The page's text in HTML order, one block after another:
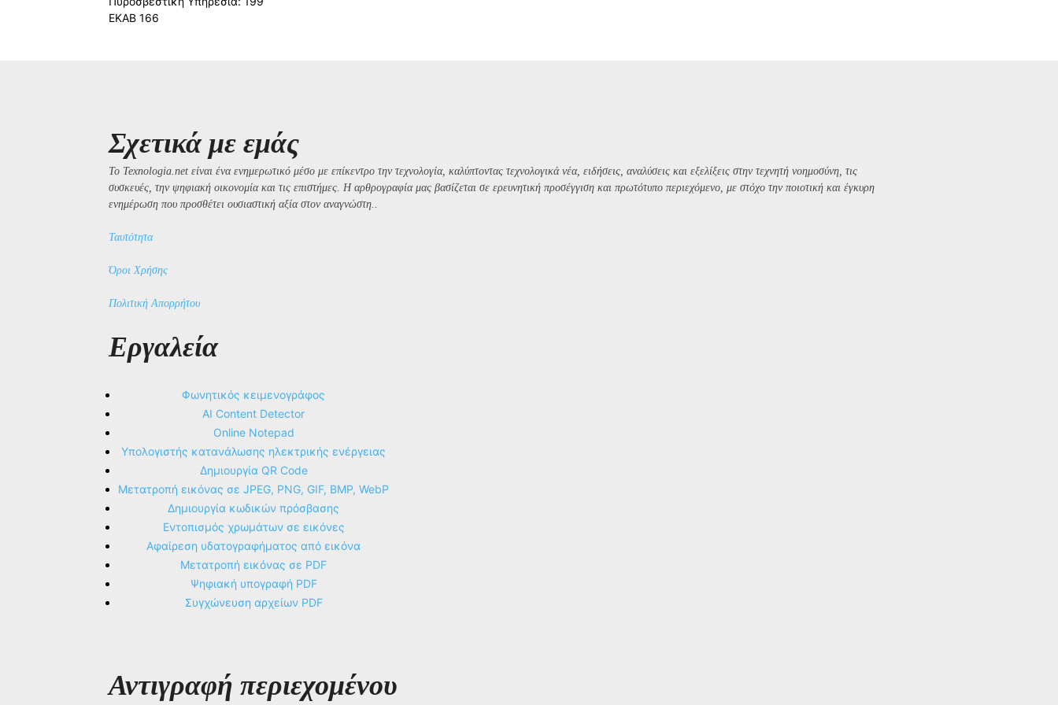
ΕΚΑΒ 166
Σχετικά με εμάς
Το Texnologia.net είναι ένα ενημερωτικό μέσο με επίκεντρο την τεχνολογία, καλύπτοντας τεχνολογικά νέα, ειδήσεις, αναλύσεις και εξελίξεις στην τεχνητή νοημοσύνη, τις
συσκευές, την ψηφιακή οικονομία και τις επιστήμες. Η αρθρογραφία μας βασίζεται σε ερευνητική προσέγγιση και πρωτότυπο περιεχόμενο, με στόχο την ποιοτική και έγκυρη
ενημέρωση που προσθέτει ουσιαστική αξία στον αναγνώστη..
Ταυτότητα
Όροι Χρήσης
Πολιτική Απορρήτου
Εργαλεία
Φωνητικός κειμενογράφος
AI Content Detector
Online Notepad
Υπολογιστής κατανάλωσης ηλεκτρικής ενέργειας
Δημιουργία QR Code
Μετατροπή εικόνας σε JPEG, PNG, GIF, BMP, WebP
Δημιουργία κωδικών πρόσβασης
Εντοπισμός χρωμάτων σε εικόνες
Αφαίρεση υδατογραφήματος από εικόνα
Μετατροπή εικόνας σε PDF
Ψηφιακή υπογραφή PDF
Συγχώνευση αρχείων PDF
Αντιγραφή περιεχομένου